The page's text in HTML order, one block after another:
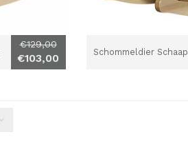
€129,00
€103,00
Schommeldier Schaap